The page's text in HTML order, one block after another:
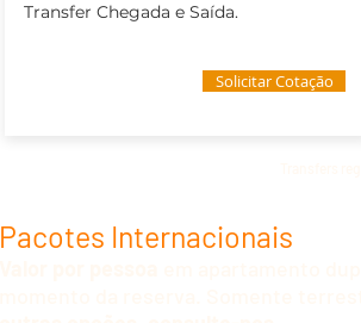
Transfer Chegada e Saída.
Solicitar Cotação
Pacotes Internacionais